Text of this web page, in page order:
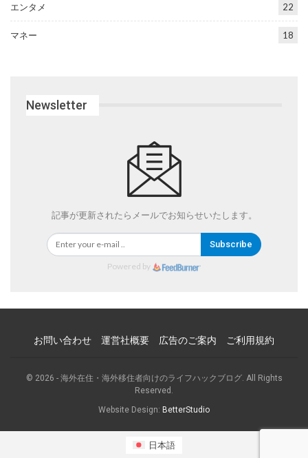
エンタメ 22
マネー 18
Newsletter
記事が更新されたらメールでお知らせいたします。
Subscribe
Powered by
お問い合わせ 運営社概要 広告のご案内 ご利用規約
© 2026 - 海外在住・海外移住者向けのライフハックブログ. All Rights
Reserved.
Website Design: BetterStudio
日本語